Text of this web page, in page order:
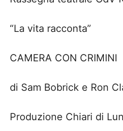
“La vita racconta”
CAMERA CON CRIMINI
di Sam Bobrick e Ron
Produzione Chiari di